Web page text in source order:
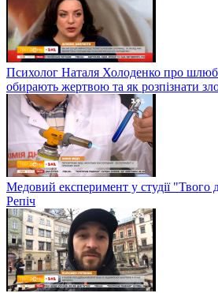
Психолог Наталя Холоденко про
обирають жертвою та як розпізнати
Медовий експеримент у студії "Твого
Репіч